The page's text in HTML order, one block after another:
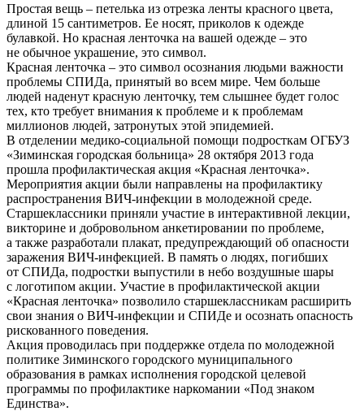
Простая вещь – петелька из отрезка ленты красного цвета,
длиной 15 сантиметров. Ее носят, приколов к одежде
булавкой. Но красная ленточка на вашей одежде – это
не обычное украшение, это символ.
Красная ленточка – это символ осознания людьми важности
проблемы СПИДа, принятый во всем мире. Чем больше
людей наденут красную ленточку, тем слышнее будет голос
тех, кто требует внимания к проблеме и к проблемам
миллионов людей, затронутых этой эпидемией.
В отделении медико-социальной помощи подросткам ОГБУЗ
«Зиминская городская больница» 28 октября 2013 года
прошла профилактическая акция «Красная ленточка».
Мероприятия акции были направлены на профилактику
распространения ВИЧ-инфекции в молодежной среде.
Старшеклассники приняли участие в интерактивной лекции,
викторине и добровольном анкетировании по проблеме,
а также разработали плакат, предупреждающий об опасности
заражения ВИЧ-инфекцией. В память о людях, погибших
от СПИДа, подростки выпустили в небо воздушные шары
с логотипом акции. Участие в профилактической акции
«Красная ленточка» позволило старшеклассникам расширить
свои знания о ВИЧ-инфекции и СПИДе и осознать опасность
рискованного поведения.
Акция проводилась при поддержке отдела по молодежной
политике Зиминского городского муниципального
образования в рамках исполнения городской целевой
программы по профилактике наркомании «Под знаком
Единства».